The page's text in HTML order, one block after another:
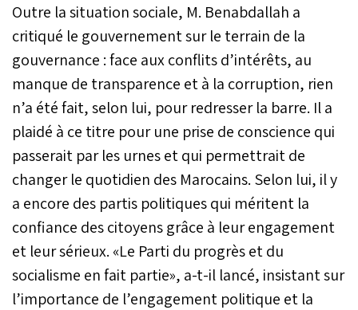
Outre la situation sociale, M. Benabdallah a
critiqué le gouvernement sur le terrain de la
gouvernance : face aux conflits d’intérêts, au
manque de transparence et à la corruption, rien
n’a été fait, selon lui, pour redresser la barre. Il a
plaidé à ce titre pour une prise de conscience qui
passerait par les urnes et qui permettrait de
changer le quotidien des Marocains. Selon lui, il y
a encore des partis politiques qui méritent la
confiance des citoyens grâce à leur engagement
et leur sérieux. «Le Parti du progrès et du
socialisme en fait partie», a-t-il lancé, insistant sur
l’importance de l’engagement politique et la